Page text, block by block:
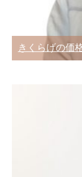
きくらげの価